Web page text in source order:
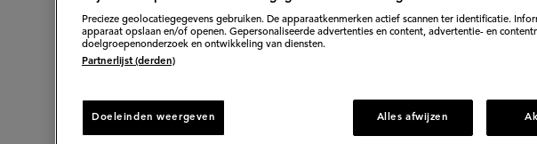
60 min. voorbereiden
Precieze geolocatiegegevens gebruiken. De apparaatkenmerken actief scannen ter identificatie.
apparaat opslaan en/of openen. Gepersonaliseerde advertenties en content, advertentie- en
doelgroepenonderzoek en ontwikkeling van diensten.
Partnerlijst (derden)
Doeleinden weergeven Alles afwijzen